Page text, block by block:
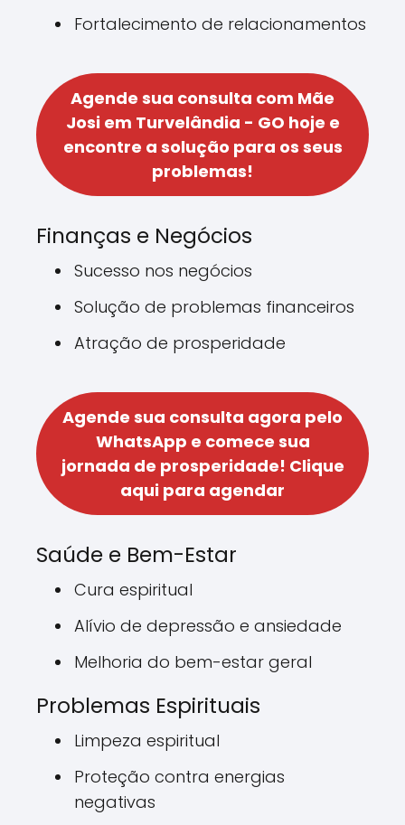
Fortalecimento de relacionamentos
Agende sua consulta com Mãe
Josi em Turvelândia - GO hoje e
encontre a solução para os seus
problemas!
Finanças e Negócios
Sucesso nos negócios
Solução de problemas financeiros
Atração de prosperidade
Agende sua consulta agora pelo
WhatsApp e comece sua
jornada de prosperidade! Clique
aqui para agendar
Saúde e Bem-Estar
Cura espiritual
Alívio de depressão e ansiedade
Melhoria do bem-estar geral
Problemas Espirituais
Limpeza espiritual
Proteção contra energias
negativas